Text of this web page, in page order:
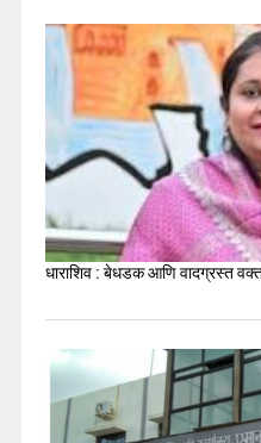
धाराशिव : बेधडक आणि वादग्रस्त